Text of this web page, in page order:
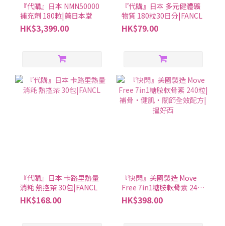
『代購』日本 NMN50000
補充劑 180粒|藥日本堂
HK$3,399.00
『代購』日本 多元健體礦
物質 180粒30日分|FANCL
HK$79.00
『代購』日本 卡路里熱量
消耗 熱控茶 30包|FANCL
HK$168.00
『快閃』美國製造 Move
Free 7in1糖胺軟骨素 240
粒|補骨·健肌·關節全效
配方|搵好西
HK$398.00